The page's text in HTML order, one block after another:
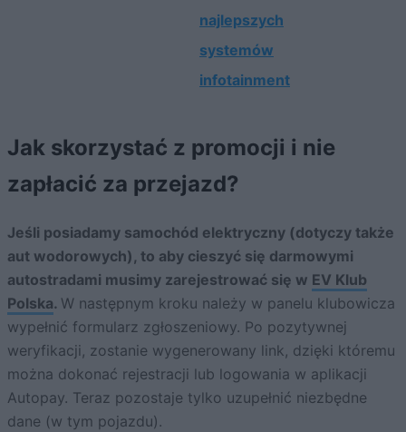
najlepszych
systemów
infotainment
Jak skorzystać z promocji i nie
zapłacić za przejazd?
Jeśli posiadamy samochód elektryczny (dotyczy także
aut wodorowych), to aby cieszyć się darmowymi
autostradami musimy zarejestrować się w EV Klub
Polska. W następnym kroku należy w panelu klubowicza
wypełnić formularz zgłoszeniowy. Po pozytywnej
weryfikacji, zostanie wygenerowany link, dzięki któremu
można dokonać rejestracji lub logowania w aplikacji
Autopay. Teraz pozostaje tylko uzupełnić niezbędne
dane (w tym pojazdu).